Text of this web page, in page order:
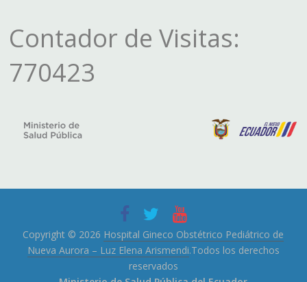
Contador de Visitas:
770423
Copyright © 2026 Hospital Gineco Obstétrico Pediátrico de
Nueva Aurora – Luz Elena Arismendi.Todos los derechos
reservados